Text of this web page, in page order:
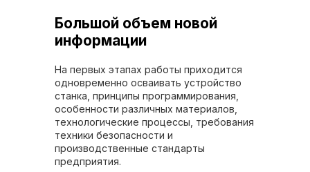
Большой объем новой
информации
На первых этапах работы приходится
одновременно осваивать устройство
станка, принципы программирования,
особенности различных материалов,
технологические процессы, требования
техники безопасности и
производственные стандарты
предприятия.